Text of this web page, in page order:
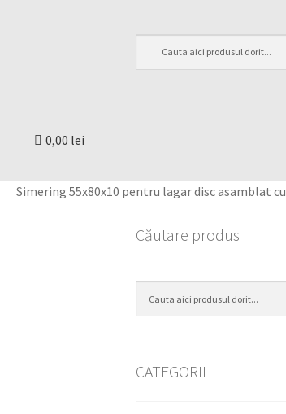
0,00 lei
Simering 55x80x10 pentru lagar disc asamblat cu
Căutare produs
CATEGORII